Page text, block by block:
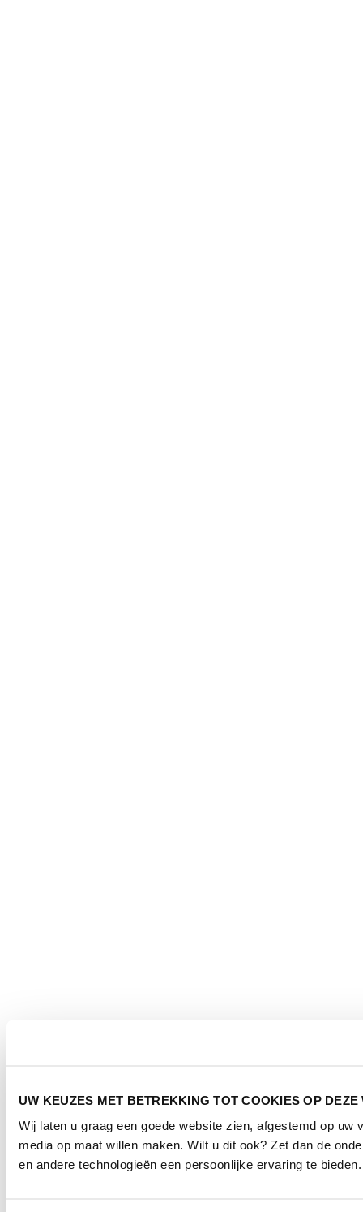
UW KEUZES MET BETREKKING TOT COOKIES OP DEZE
Wij laten u graag een goede website zien, afgestemd op
media op maat willen maken. Wilt u dit ook? Zet dan de
en andere technologieën een persoonlijke ervaring te bieden.